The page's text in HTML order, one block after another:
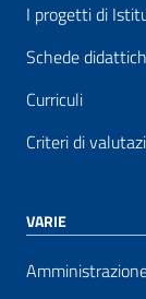
I progetti di
Schede
Curriculi
Criteri di
VARIE